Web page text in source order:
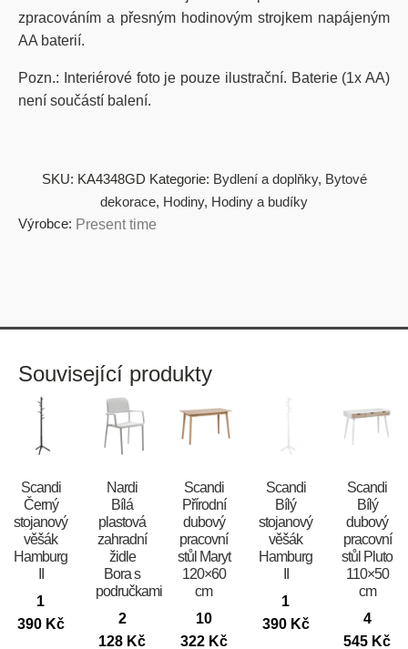
zpracováním a přesným hodinovým strojkem napájeným
AA baterií.
Pozn.: Interiérové foto je pouze ilustrační. Baterie (1x AA)
není součástí balení.
SKU: KA4348GD Kategorie: Bydlení a doplňky, Bytové
dekorace, Hodiny, Hodiny a budíky
Výrobce: Present time
Související produkty
Scandi
Černý
stojanový
věšák
Hamburg
1
390 Kč
Nardi
Bílá
plastová
zahradní
židle
Bora s
područkami
2
128 Kč
Scandi
Přírodní
dubový
pracovní
stůl Maryt
120×60
cm
10
322 Kč
Scandi
Bílý
stojanový
věšák
Hamburg
1
390 Kč
Scandi
Bílý
dubový
pracovní
stůl Pluto
110×50
cm
4
545 Kč